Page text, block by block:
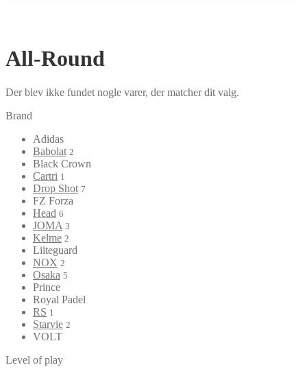
All-Round
Der blev ikke fundet nogle varer, der matcher dit valg.
Brand
Adidas
Babolat 2
Black Crown
Cartri 1
Drop Shot 7
FZ Forza
Head 6
JOMA 3
Kelme 2
Liiteguard
NOX 2
Osaka 5
Prince
Royal Padel
RS 1
Starvie 2
VOLT
Level of play